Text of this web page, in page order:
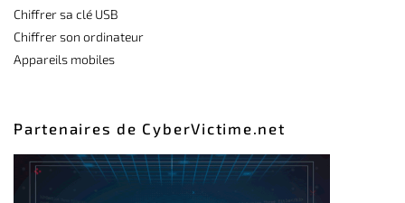
Chiffrer sa clé USB
Chiffrer son ordinateur
Appareils mobiles
Partenaires de CyberVictime.net